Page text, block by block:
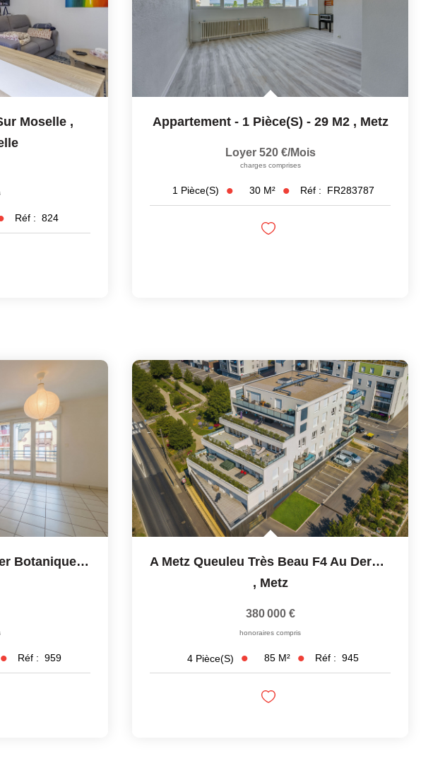
Moselle ,
Réf : 824
Appartement - 1 Pièce(s) - 29 M2 , Metz
Loyer 520 €/mois
charges comprises
1 Pièce(s) 30 M² Réf : FR283787
METZ-MONTIGNY Quartier Botanique Appartement Metz 6 Pièces...
Réf : 959
A Metz Queuleu Très Beau F4 Au Dernier Étage Avec Ascenseur...
, Metz
380 000 €
honoraires compris
4 Pièce(s) 85 M² Réf : 945